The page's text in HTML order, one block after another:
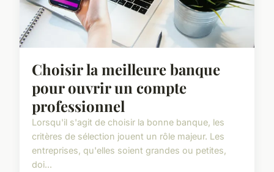
Choisir la meilleure banque
pour ouvrir un compte
professionnel
Lorsqu'il s'agit de choisir la bonne banque, les
critères de sélection jouent un rôle majeur. Les
entreprises, qu'elles soient grandes ou petites,
doi...